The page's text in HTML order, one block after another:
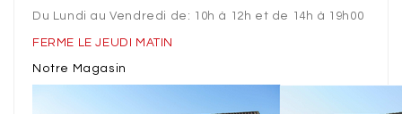
SPEDD
(ESC)
Du Lundi au Vendredi de: 10h à 12h et de 14h à 19h00
FERME LE JEUDI MATIN
Notre Magasin